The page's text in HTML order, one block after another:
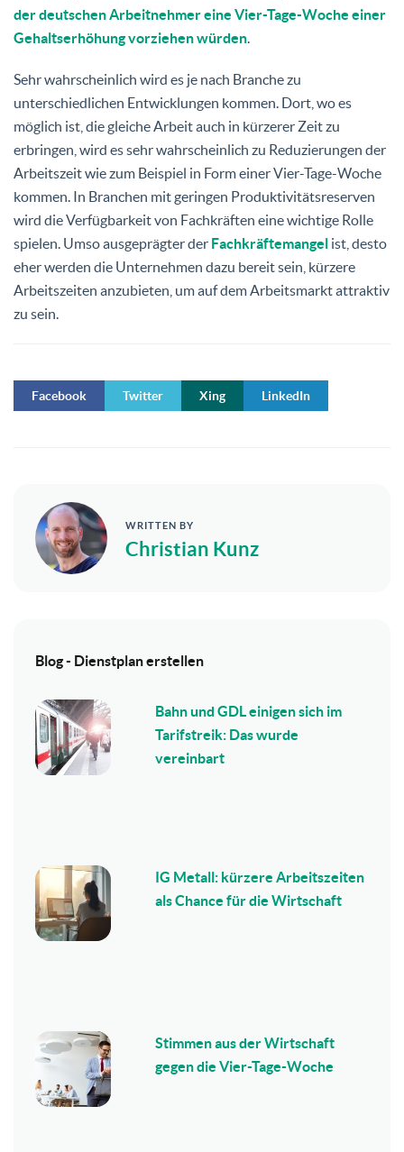
der deutschen Arbeitnehmer eine Vier-Tage-Woche einer
Gehaltserhöhung vorziehen würden.
Sehr wahrscheinlich wird es je nach Branche zu
unterschiedlichen Entwicklungen kommen. Dort, wo es
möglich ist, die gleiche Arbeit auch in kürzerer Zeit zu
erbringen, wird es sehr wahrscheinlich zu Reduzierungen der
Arbeitszeit wie zum Beispiel in Form einer Vier-Tage-Woche
kommen. In Branchen mit geringen Produktivitätsreserven
wird die Verfügbarkeit von Fachkräften eine wichtige Rolle
spielen. Umso ausgeprägter der Fachkräftemangel ist, desto
eher werden die Unternehmen dazu bereit sein, kürzere
Arbeitszeiten anzubieten, um auf dem Arbeitsmarkt attraktiv
zu sein.
Facebook Twitter Xing LinkedIn
WRITTEN BY
Christian Kunz
Blog - Dienstplan erstellen
Bahn und GDL einigen sich im
Tarifstreik: Das wurde
vereinbart
IG Metall: kürzere Arbeitszeiten
als Chance für die Wirtschaft
Stimmen aus der Wirtschaft
gegen die Vier-Tage-Woche